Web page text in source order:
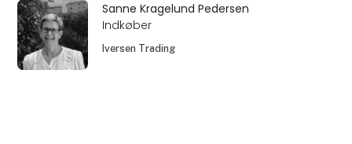
Sanne Kragelund Pedersen
Indkøber
Iversen Trading